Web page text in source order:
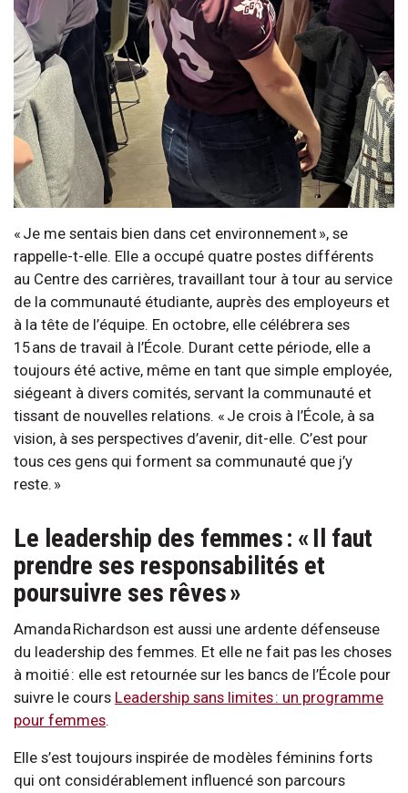
« Je me sentais bien dans cet environnement », se
rappelle-t-elle. Elle a occupé quatre postes différents
au Centre des carrières, travaillant tour à tour au service
de la communauté étudiante, auprès des employeurs et
à la tête de l’équipe. En octobre, elle célébrera ses
15 ans de travail à l’École. Durant cette période, elle a
toujours été active, même en tant que simple employée,
siégeant à divers comités, servant la communauté et
tissant de nouvelles relations. « Je crois à l’École, à sa
vision, à ses perspectives d’avenir, dit-elle. C’est pour
tous ces gens qui forment sa communauté que j’y
reste. »
Le leadership des femmes : « Il faut
prendre ses responsabilités et
poursuivre ses rêves »
Amanda Richardson est aussi une ardente défenseuse
du leadership des femmes. Et elle ne fait pas les choses
à moitié : elle est retournée sur les bancs de l’École pour
suivre le cours Leadership sans limites : un programme
pour femmes.
Elle s’est toujours inspirée de modèles féminins forts
qui ont considérablement influencé son parcours